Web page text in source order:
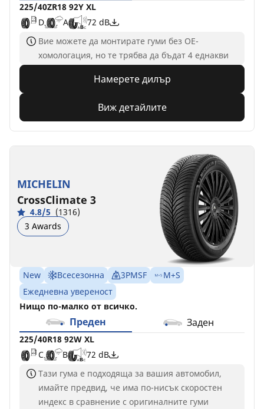
225/40ZR18 92Y XL
D
A 72 dB
Вие можете да монтирате гуми без ОЕ-
хомологация, но те трябва да бъдат 4 еднакви
Намерете дилър
Виж детайлите
MICHELIN
CrossClimate 3
4.8/5 (1316)
3 Awards
New Всесезонна 3PMSF
M+S
Ежедневна увереност
Нищо по-малко от всичко.
Преден Заден
225/40R18 92W XL
C
B 72 dB
Тази гума е подходяща за вашия автомобил,
имайте предвид, че има по-нисък скоростен
индекс в сравнение с оригиналните гуми